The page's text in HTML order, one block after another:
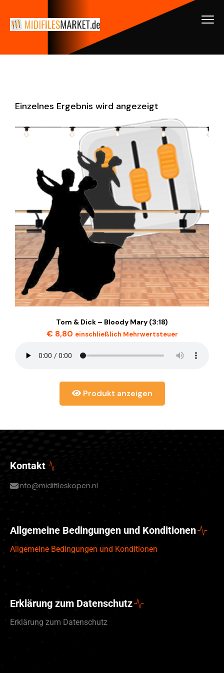
Einzelnes Ergebnis wird angezeigt
Tom & Dick – Bloody Mary (3:18)
€8,80 einschließlich Mehrwertsteuer
Produkt anzeigen
Kontakt
info@midifileskopen.nl
Allgemeine Bedingungen und Konditionen
Allgemeine Bedingungen und Konditionen
Erklärung zum Datenschutz
Erklärung zum Datenschutz